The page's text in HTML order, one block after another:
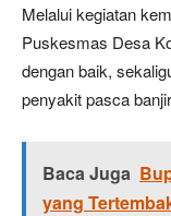
Melalui kegiatan
Puskesmas Desa
dengan baik,
penyakit pasca
Baca Juga
yang